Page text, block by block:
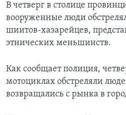
В четверг в столице
вооруженные люди
шиитов-хазарейцев,
этнических меньшинств.
Как сообщает полиция,
мотоциклах обстреляли
возвращались с рынка в